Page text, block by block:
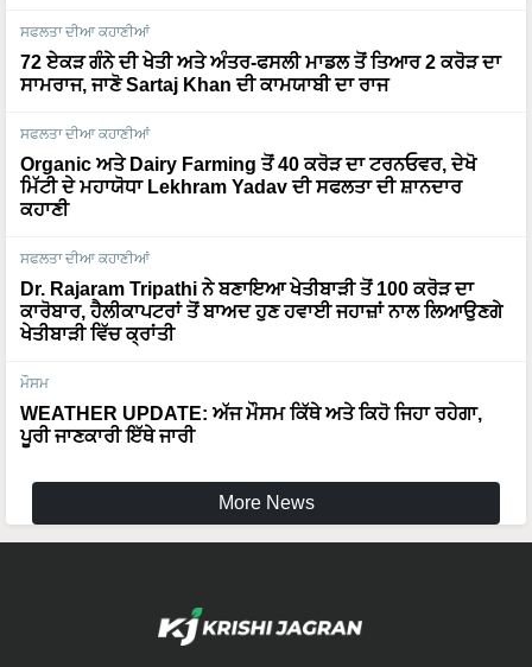
ਸਫਲਤਾ ਦੀਆ ਕਹਾਣੀਆਂ
72 ਏਕੜ ਗੰਨੇ ਦੀ ਖੇਤੀ ਅਤੇ ਅੰਤਰ-ਫਸਲੀ ਮਾਡਲ ਤੋਂ ਤਿਆਰ 2 ਕਰੋੜ ਦਾ
ਸਾਮਰਾਜ, ਜਾਣੋ Sartaj Khan ਦੀ ਕਾਮਯਾਬੀ ਦਾ ਰਾਜ
ਸਫਲਤਾ ਦੀਆ ਕਹਾਣੀਆਂ
Organic ਅਤੇ Dairy Farming ਤੋਂ 40 ਕਰੋੜ ਦਾ ਟਰਨਓਵਰ, ਦੇਖੋ
ਮਿੱਟੀ ਦੇ ਮਹਾਯੋਧਾ Lekhram Yadav ਦੀ ਸਫਲਤਾ ਦੀ ਸ਼ਾਨਦਾਰ
ਕਹਾਣੀ
ਸਫਲਤਾ ਦੀਆ ਕਹਾਣੀਆਂ
Dr. Rajaram Tripathi ਨੇ ਬਣਾਇਆ ਖੇਤੀਬਾੜੀ ਤੋਂ 100 ਕਰੋੜ ਦਾ
ਕਾਰੋਬਾਰ, ਹੈਲੀਕਾਪਟਰਾਂ ਤੋਂ ਬਾਅਦ ਹੁਣ ਹਵਾਈ ਜਹਾਜ਼ਾਂ ਨਾਲ ਲਿਆਉਣਗੇ
ਖੇਤੀਬਾੜੀ ਵਿੱਚ ਕ੍ਰਾਂਤੀ
ਮੌਸਮ
WEATHER UPDATE: ਅੱਜ ਮੌਸਮ ਕਿੱਥੇ ਅਤੇ ਕਿਹੋ ਜਿਹਾ ਰਹੇਗਾ,
ਪੂਰੀ ਜਾਣਕਾਰੀ ਇੱਥੇ ਜਾਰੀ
More News